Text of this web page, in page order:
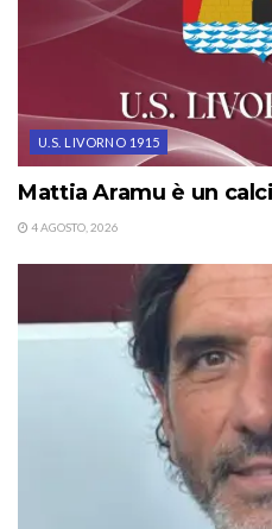
U.S. LIVORNO 1915
Mattia Aramu è un
4 AGOSTO, 2026